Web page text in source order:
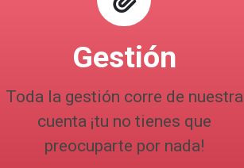
Gestión
Toda la gestión corre de nuestra
cuenta ¡tu no tienes que
preocuparte por nada!